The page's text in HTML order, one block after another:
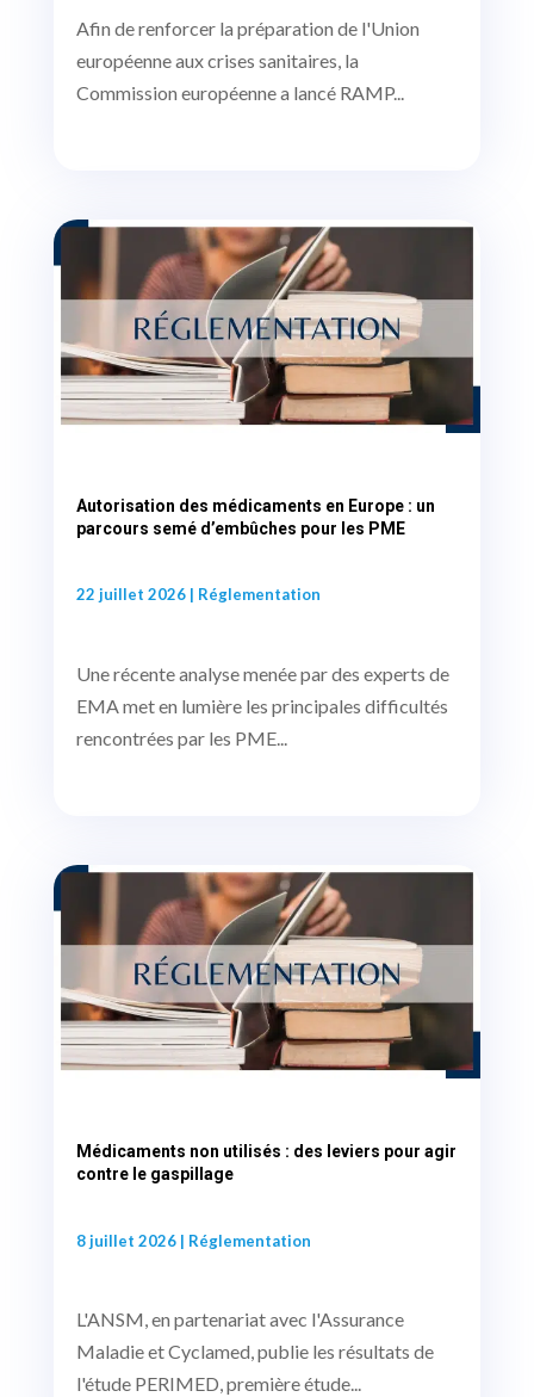
Afin de renforcer la préparation de l'Union
européenne aux crises sanitaires, la
Commission européenne a lancé RAMP...
Autorisation des médicaments en Europe : un
parcours semé d’embûches pour les PME
22 juillet 2026| Réglementation
Une récente analyse menée par des experts de
EMA met en lumière les principales difficultés
rencontrées par les PME...
Médicaments non utilisés : des leviers pour agir
contre le gaspillage
8 juillet 2026| Réglementation
L'ANSM, en partenariat avec l'Assurance
Maladie et Cyclamed, publie les résultats de
l'étude PERIMED, première étude...